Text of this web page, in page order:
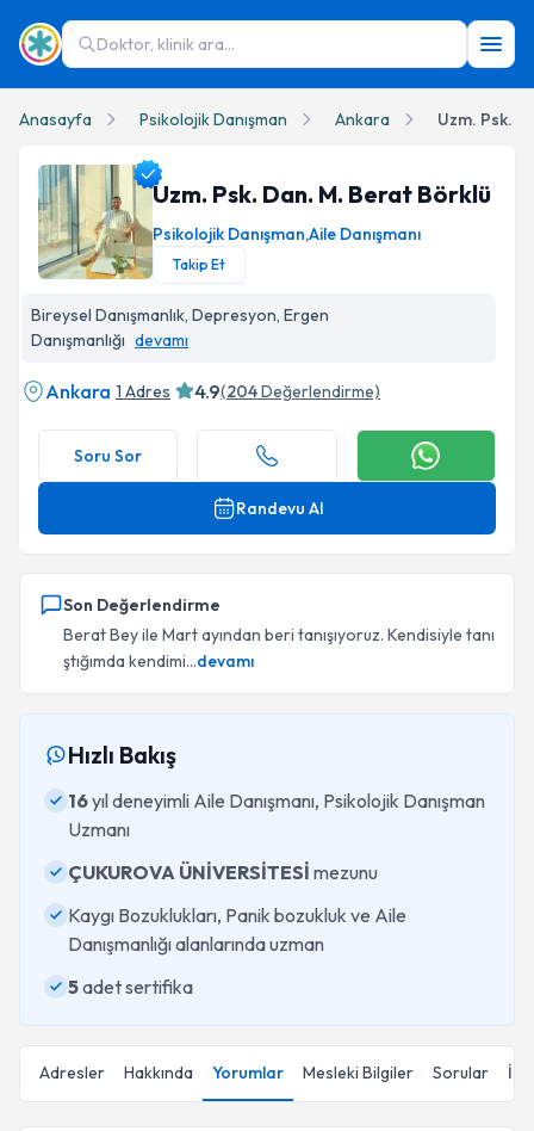
Doktor, klinik ara...
Anasayfa Psikolojik Danışman Ankara Uzm. Psk.
Uzm. Psk. Dan. M. Berat Börklü
Psikolojik Danışman,Aile Danışmanı
Takip Et
Bireysel Danışmanlık, Depresyon, Ergen
Danışmanlığı devamı
Ankara 1 Adres 4.9(204Değerlendirme)
Soru Sor
Randevu Al
Son Değerlendirme
Berat Bey ile Mart ayından beri tanışıyoruz. Kendisiyle tanı
ştığımda kendimi...devamı
Hızlı Bakış
16yıl deneyimli Aile Danışmanı, Psikolojik Danışman
Uzmanı
ÇUKUROVA ÜNİVERSİTESİ mezunu
Kaygı Bozuklukları, Panik bozukluk ve Aile
Danışmanlığı alanlarında uzman
5adet sertifika
Adresler Hakkında Yorumlar Mesleki Bilgiler Sorular